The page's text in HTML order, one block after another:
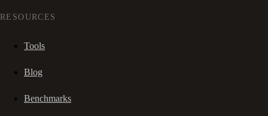
RESOURCES
Tools
Blog
Benchmarks